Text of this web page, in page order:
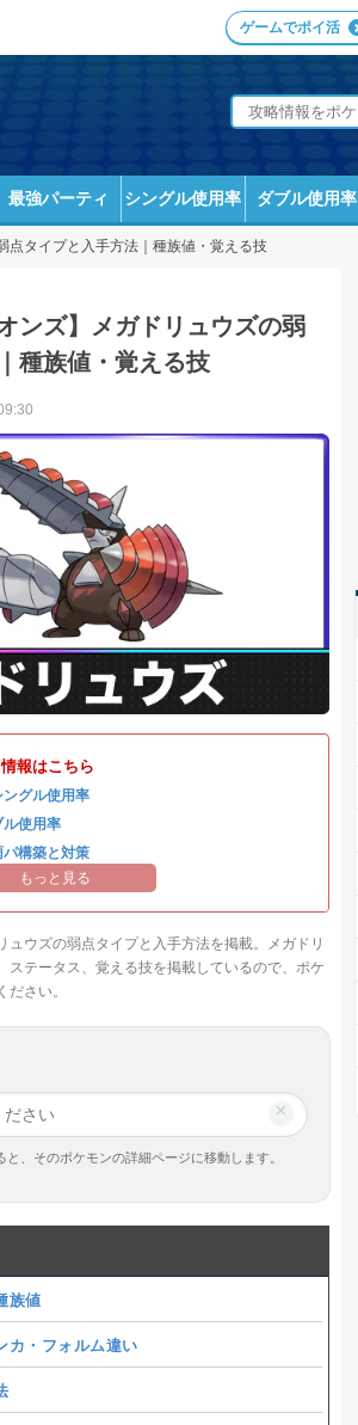
ゲームでポイ活
最強パーティ シングル使用率 ダブル使用率
点タイプと入手方法｜種族値・覚える技
ンズ】メガドリュウズの弱
種族値・覚える技
報はこちら
ングル使用率
ル使用率
パ構築と対策
ンキング
もっと見る
ュウズの弱点タイプと入手方法を掲載。メガドリ
ステータス、覚える技を掲載しているので、ポケ
さい。
×
、そのポケモンの詳細ページに移動します。
族値
カ・フォルム違い